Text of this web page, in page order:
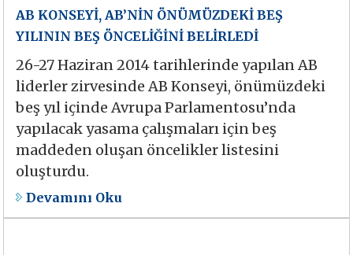
AB KONSEYİ, AB’NİN ÖNÜMÜZDEKİ BEŞ
YILININ BEŞ ÖNCELİĞİNİ BELİRLEDİ
26-27 Haziran 2014 tarihlerinde yapılan AB
liderler zirvesinde AB Konseyi, önümüzdeki
beş yıl içinde Avrupa Parlamentosu’nda
yapılacak yasama çalışmaları için beş
maddeden oluşan öncelikler listesini
oluşturdu.
Devamını Oku